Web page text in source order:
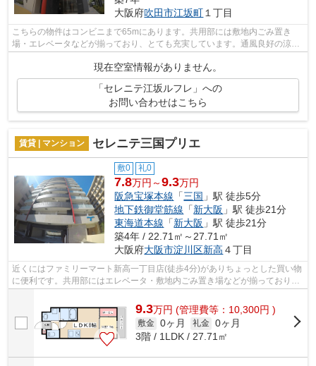
大阪府吹田市江坂町１丁目
こちらの物件はコンビニまで65mにあります。共用部には敷地内ごみ置き
場・エレベータなどが揃っており、とても充実しています。通風良好の涼し
現在空室情報がありません。
「セレニテ江坂ルフレ」への
お問い合わせはこちら
賃貸 | マンション セレニテ三国プリエ
敷0 礼0
7.8万円～9.3万円
阪急宝塚本線 「三国 」駅 徒歩5分
地下鉄御堂筋線 「新大阪 」駅 徒歩21分
東海道本線 「新大阪 」駅 徒歩21分
築4年 / 22.71㎡～27.71㎡
大阪府大阪市淀川区新高 ４丁目
近くにはファミリーマート新高一丁目店(徒歩4分)がありちょっとした買い物
に便利です。共用部にはエレベータ・敷地内ごみ置き場などが揃っておりま
す。強度のある外観タイル張りは、外...
9.3万円 (管理費等：10,300円 )
敷金 0ヶ月 礼金 0ヶ月
3階 / 1LDK / 27.71㎡